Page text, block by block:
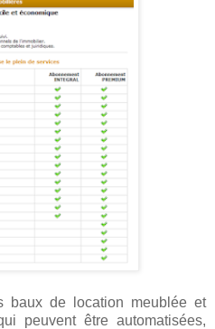
baux de location meublée et
peuvent être automatisées,